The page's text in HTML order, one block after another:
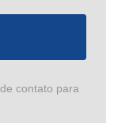
contato para